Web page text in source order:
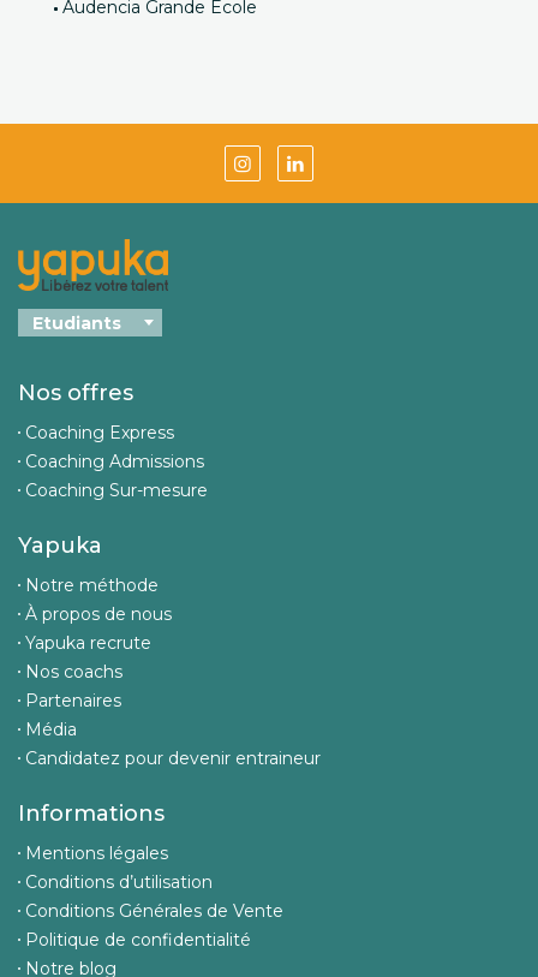
Audencia Grande École
Nos offres
Coaching Express
Coaching Admissions
Coaching Sur-mesure
Yapuka
Notre méthode
À propos de nous
Yapuka recrute
Nos coachs
Partenaires
Média
Candidatez pour devenir entraineur
Informations
Mentions légales
Conditions d’utilisation
Conditions Générales de Vente
Politique de confidentialité
Notre blog